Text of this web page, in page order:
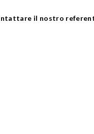
il nostro